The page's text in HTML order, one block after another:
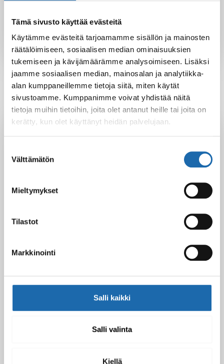
Tämä sivusto käyttää evästeitä
Käytämme evästeitä tarjoamamme sisällön ja mainosten
räätälöimiseen, sosiaalisen median ominaisuuksien
tukemiseen ja kävijämäärämme analysoimiseen. Lisäksi
jaamme sosiaalisen median, mainosalan ja analytiikka-
alan kumppaneillemme tietoja siitä, miten käytät
sivustoamme. Kumppanimme voivat yhdistää näitä
tietoja muihin tietoihin, joita olet antanut heille tai joita on
kerätty, kun olet käyttänyt heidän palvelujaan.
valinta
Välttämätön
Mieltymykset
Tilastot
Markkinointi
Salli kaikki
Salli valinta
Kiellä
Sini Lehtonen
Latest Post
29.11.2024